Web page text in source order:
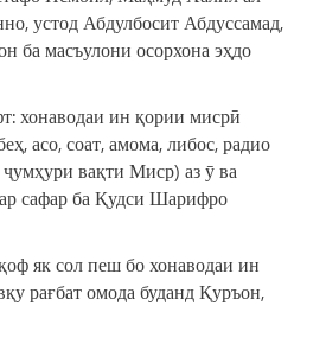
устод Абдулбосит Абдуссамад,
ба масъулони осорхона эҳдо
хонаводаи ин қории мисрӣ
асо, соат, амома, либос, радио
вақти Миср) аз ӯ ва
сафар ба Қудси Шарифро
як сол пеш бо хонаводаи ин
рағбат омода буданд Қуръон,